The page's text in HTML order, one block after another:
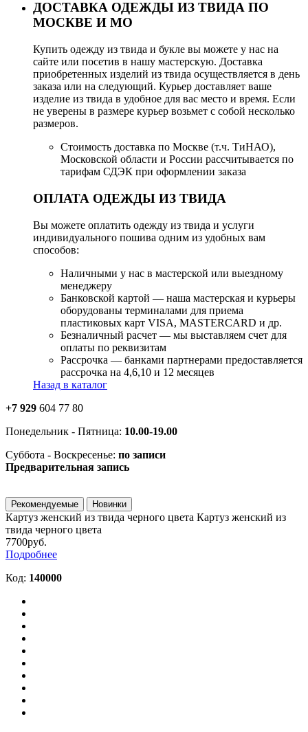
ДОСТАВКА ОДЕЖДЫ ИЗ ТВИДА ПО
МОСКВЕ И МО
Купить одежду из твида и букле вы можете у нас на
сайте или посетив в нашу мастерскую. Доставка
приобретенных изделий из твида осуществляется в день
заказа или на следующий. Курьер доставляет ваше
изделие из твида в удобное для вас место и время. Если
не уверены в размере курьер возьмет с собой несколько
размеров.
Стоимость доставка по Москве (т.ч. ТиНАО),
Московской области и России рассчитывается по
тарифам СДЭК при оформлении заказа
ОПЛАТА ОДЕЖДЫ ИЗ ТВИДА
Вы можете оплатить одежду из твида и услуги
индивидуального пошива одним из удобных вам
способов:
Наличными у нас в мастерской или выездному
менеджеру
Банковской картой — наша мастерская и курьеры
оборудованы терминалами для приема
пластиковых карт VISA, MASTERCARD и др.
Безналичный расчет — мы выставляем счет для
оплаты по реквизитам
Рассрочка — банками партнерами предоставляется
рассрочка на 4,6,10 и 12 месяцев
Назад в каталог
+7 929 604 77 80
Понедельник - Пятница: 10.00-19.00
Суббота - Воскресенье: по записи
Предварительная запись
Рекомендуемые Новинки
Картуз женский из твида черного цвета Картуз женский из
твида черного цвета
7700руб.
Подробнее
Код: 140000